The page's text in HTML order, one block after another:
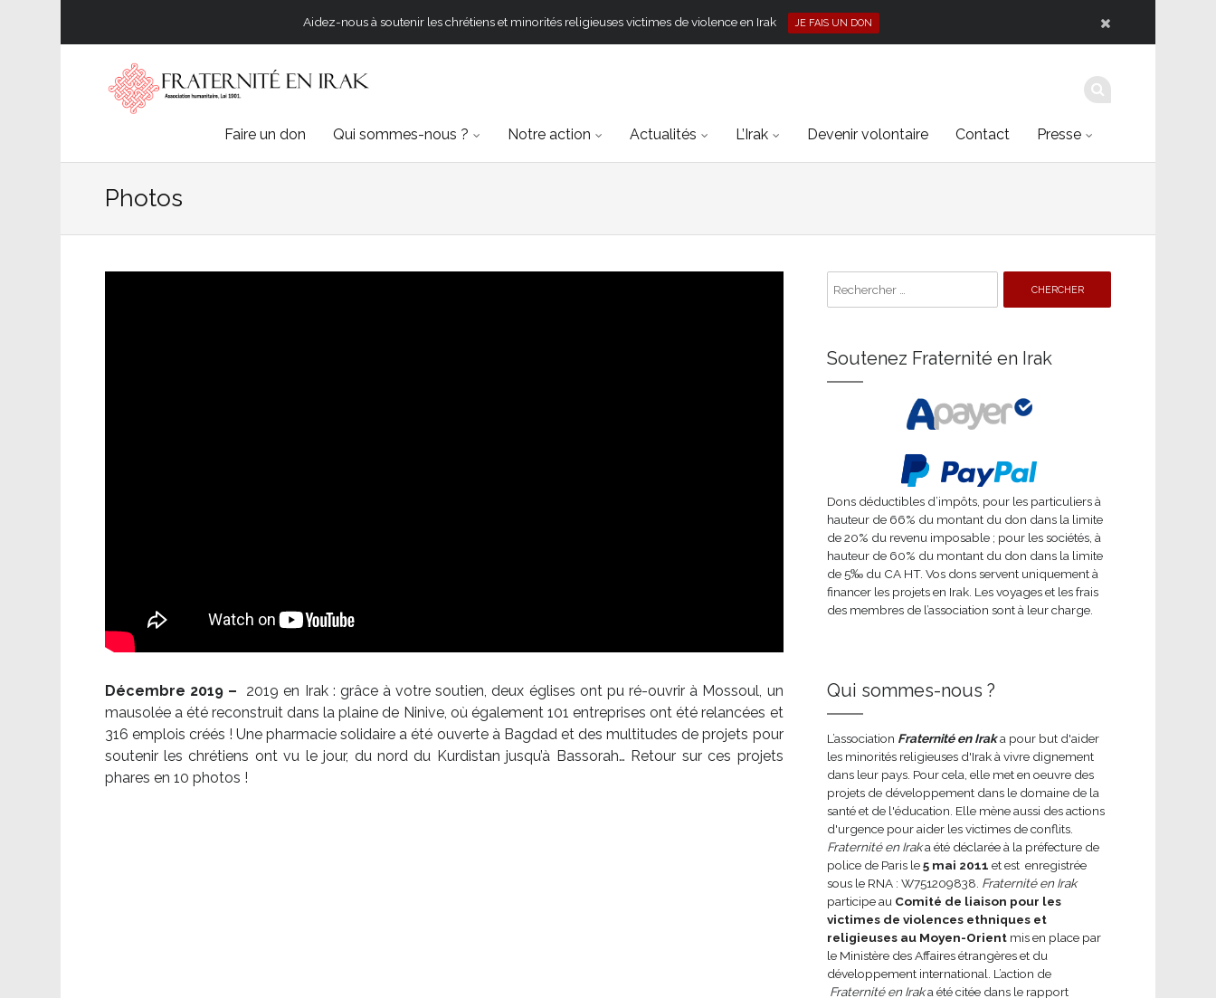
Aidez-nous à soutenir les chrétiens et minorités religieuses victimes de violence en Irak JE FAIS UN DON
Faire un don Qui sommes-nous ? Notre action Actualités L’Irak Devenir volontaire Contact Presse
Photos
Décembre 2019 – 2019 en Irak : grâce à votre soutien, deux églises ont pu ré-ouvrir à Mossoul, un
mausolée a été reconstruit dans la plaine de Ninive, où également 101 entreprises ont été relancées et
316 emplois créés ! Une pharmacie solidaire a été ouverte à Bagdad et des multitudes de projets pour
soutenir les chrétiens ont vu le jour, du nord du Kurdistan jusqu’à Bassorah… Retour sur ces projets
phares en 10 photos !
Soutenez Fraternité en Irak
Dons déductibles d’impôts, pour les particuliers à
hauteur de 66% du montant du don dans la limite
de 20% du revenu imposable ; pour les sociétés, à
hauteur de 60% du montant du don dans la limite
de 5‰ du CA HT. Vos dons servent uniquement à
financer les projets en Irak. Les voyages et les frais
des membres de l’association sont à leur charge.
Qui sommes-nous ?
L’association Fraternité en Iraka pour but d'aider
les minorités religieuses d'Irak à vivre dignement
dans leur pays. Pour cela, elle met en oeuvre des
projets de développement dans le domaine de la
santé et de l'éducation. Elle mène aussi des actions
d'urgence pour aider les victimes de conflits.
Fraternité en Iraka été déclarée à la préfecture de
police de Paris le5 mai 2011 et est enregistrée
sous le RNA : W751209838. Fraternité en Irak
participe au Comité de liaison pour les
victimes de violences ethniques et
religieuses au Moyen-Orientmis en place par
le Ministère des Affaires étrangères et du
développement international. L’action de
Fraternité en Iraka été citée dans le rapport